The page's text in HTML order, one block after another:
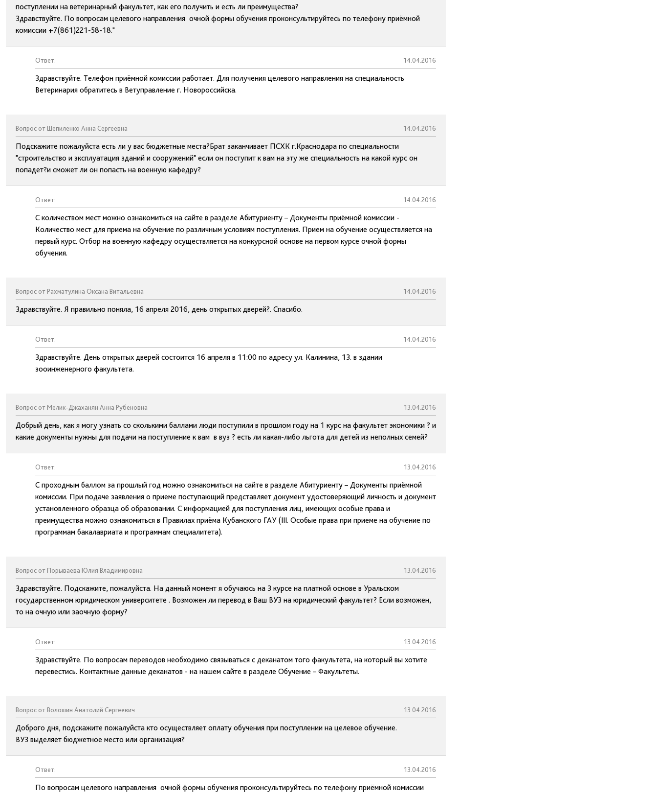
поступлении на ветеринарный факультет, как его получить и есть ли преимущества?
Здравствуйте. По вопросам целевого направления очной формы обучения проконсультируйтесь по телефону приёмной
комиссии +7(861)221-58-18."
Ответ: 14.04.2016
Здравствуйте. Телефон приёмной комиссии работает. Для получения целевого направления на специальность
Ветеринария обратитесь в Ветуправление г. Новороссийска.
Вопрос от Шепиленко Анна Сергеевна 14.04.2016
Подскажите пожалуйста есть ли у вас бюджетные места?Брат заканчивает ПСХК г.Краснодара по специальности
"строительство и эксплуатация зданий и сооружений" если он поступит к вам на эту же специальность на какой курс он
попадет?и сможет ли он попасть на военную кафедру?
Ответ: 14.04.2016
С количеством мест можно ознакомиться на сайте в разделе Абитуриенту – Документы приёмной комиссии -
Количество мест для приема на обучение по различным условиям поступления. Прием на обучение осуществляется на
первый курс. Отбор на военную кафедру осуществляется на конкурсной основе на первом курсе очной формы
обучения.
Вопрос от Рахматулина Оксана Витальевна 14.04.2016
Здравствуйте. Я правильно поняла, 16 апреля 2016, день открытых дверей?. Спасибо.
Ответ: 14.04.2016
Здравствуйте. День открытых дверей состоится 16 апреля в 11:00 по адресу ул. Калинина, 13. в здании
зооинженерного факультета.
Вопрос от Мелик-Джаханян Анна Рубеновна 13.04.2016
Добрый день, как я могу узнать со сколькими баллами люди поступили в прошлом году на 1 курс на факультет экономики ? и
какие документы нужны для подачи на поступление к вам в вуз ? есть ли какая-либо льгота для детей из неполных семей?
Ответ: 13.04.2016
С проходным баллом за прошлый год можно ознакомиться на сайте в разделе Абитуриенту – Документы приёмной
комиссии. При подаче заявления о приеме поступающий представляет документ удостоверяющий личность и документ
установленного образца об образовании. С информацией для поступления лиц, имеющих особые права и
преимущества можно ознакомиться в Правилах приёма Кубанского ГАУ (III. Особые права при приеме на обучение по
программам бакалавриата и программам специалитета).
Вопрос от Порываева Юлия Владимировна 13.04.2016
Здравствуйте. Подскажите, пожалуйста. На данный момент я обучаюсь на 3 курсе на платной основе в Уральском
государственном юридическом университете . Возможен ли перевод в Ваш ВУЗ на юридический факультет? Если возможен,
то на очную или заочную форму?
Ответ: 13.04.2016
Здравствуйте. По вопросам переводов необходимо связываться с деканатом того факультета, на который вы хотите
перевестись. Контактные данные деканатов - на нашем сайте в разделе Обучение – Факультеты.
Вопрос от Волошин Анатолий Сергеевич 13.04.2016
Доброго дня, подскажите пожалуйста кто осуществляет оплату обучения при поступлении на целевое обучение.
ВУЗ выделяет бюджетное место или организация?
Ответ: 13.04.2016
По вопросам целевого направления очной формы обучения проконсультируйтесь по телефону приёмной комиссии